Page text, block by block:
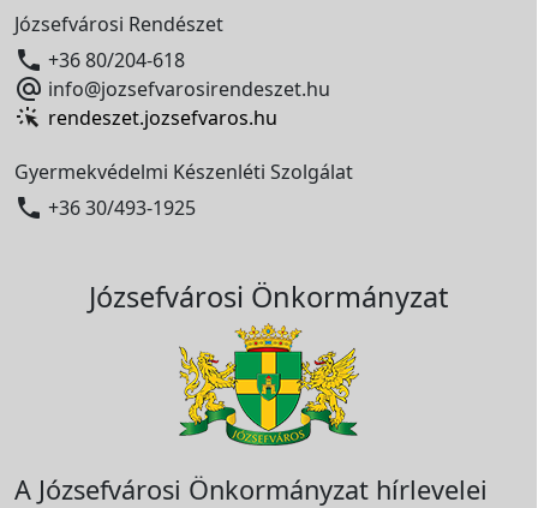
Józsefvárosi Rendészet
 +36 80/204-618
 info@jozsefvarosirendeszet.hu
rendeszet.jozsefvaros.hu
Gyermekvédelmi Készenléti Szolgálat
 +36 30/493-1925
Józsefvárosi Önkormányzat
A Józsefvárosi Önkormányzat hírlevelei